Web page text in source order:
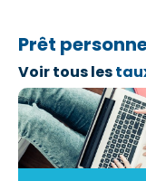
Prêt
Voir tous les